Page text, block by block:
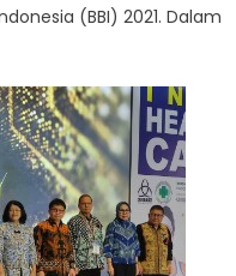
(BBI) 2021. Dalam